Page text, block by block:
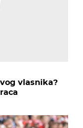
vlasnika?